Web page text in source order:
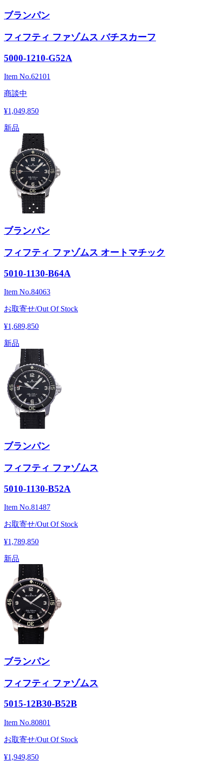
ブランパン
フィフティ ファゾムス バチスカーフ
5000-1210-G52A
Item No.62101
商談中
¥1,049,850
新品
ブランパン
フィフティ ファゾムス オートマチック
5010-1130-B64A
Item No.84063
お取寄せ/Out Of Stock
¥1,689,850
新品
ブランパン
フィフティ ファゾムス
5010-1130-B52A
Item No.81487
お取寄せ/Out Of Stock
¥1,789,850
新品
ブランパン
フィフティ ファゾムス
5015-12B30-B52B
Item No.80801
お取寄せ/Out Of Stock
¥1,949,850